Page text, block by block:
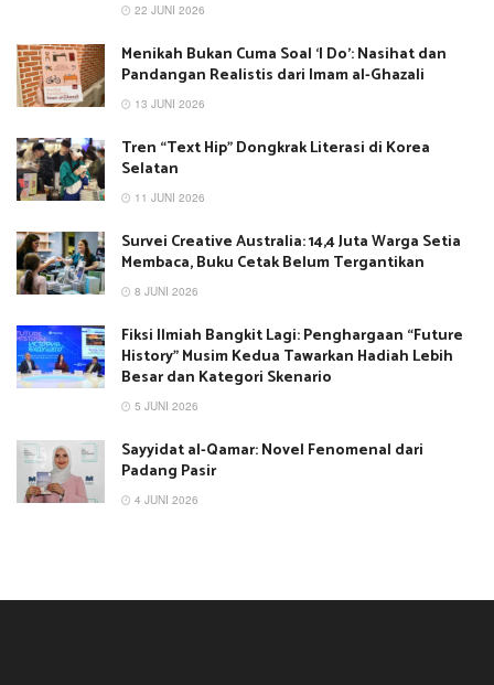
22 JUNI 2026
Menikah Bukan Cuma Soal ‘I Do’: Nasihat dan
Pandangan Realistis dari Imam al-Ghazali
13 JUNI 2026
Tren “Text Hip” Dongkrak Literasi di Korea
Selatan
11 JUNI 2026
Survei Creative Australia: 14,4 Juta Warga Setia
Membaca, Buku Cetak Belum Tergantikan
8 JUNI 2026
Fiksi Ilmiah Bangkit Lagi: Penghargaan “Future
History” Musim Kedua Tawarkan Hadiah Lebih
Besar dan Kategori Skenario
5 JUNI 2026
Sayyidat al-Qamar: Novel Fenomenal dari
Padang Pasir
4 JUNI 2026